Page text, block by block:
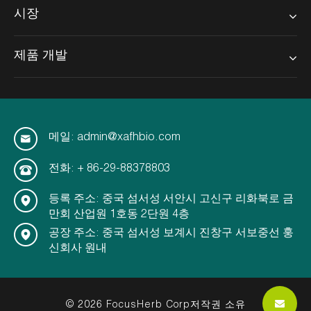
시장
제품 개발
메일: admin@xafhbio.com
전화: + 86-29-88378803
등록 주소: 중국 섬서성 서안시 고신구 리화북로 금
만회 산업원 1호동 2단원 4층
공장 주소: 중국 섬서성 보계시 진창구 서보중선 훙
신회사 원내
© 2026 FocusHerb Corp저작권 소유